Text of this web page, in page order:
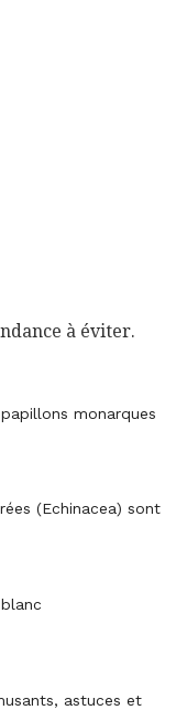
à éviter.
monarques
(Echinacea) sont
astuces et